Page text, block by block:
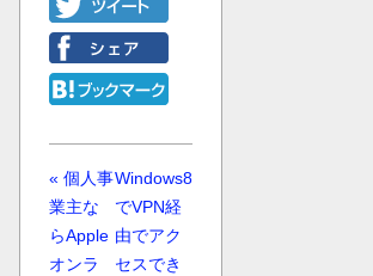
« 個人事
業主な
らApple
オンラ
Windows8
でVPN経
由でアク
セスでき